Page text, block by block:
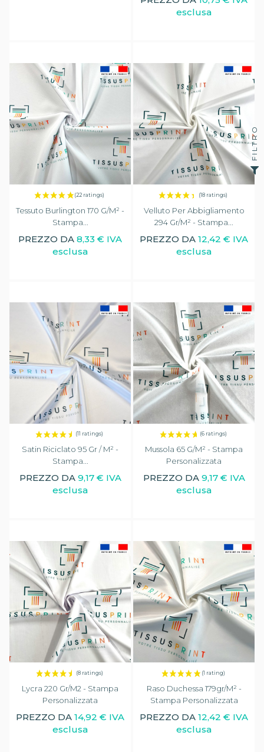
esclusa
Tessuto Burlington 170 G/m² -
Stampa...
PREZZO DA 8,33 € IVA
esclusa
Velluto Per Abbigliamento
294 Gr/m² - Stampa...
PREZZO DA 12,42 € IVA
esclusa
Satin Riciclato 95 Gr / M² -
Stampa...
PREZZO DA 9,17 € IVA
esclusa
Mussola 65 G/m² - Stampa
Personalizzata
PREZZO DA 9,17 € IVA
esclusa
Lycra 220 Gr/m2 - Stampa
Personalizzata
PREZZO DA 14,92 € IVA
esclusa
Raso Duchessa 179gr/m² -
Stampa Personalizzata
PREZZO DA 12,42 € IVA
esclusa
FILTRO